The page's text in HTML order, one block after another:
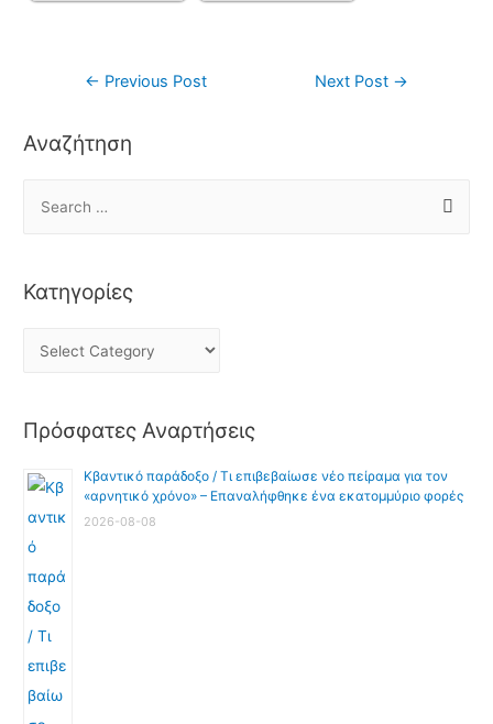
← Previous Post Next Post →
Αναζήτηση
Κατηγορίες
Πρόσφατες Αναρτήσεις
Κβαντικό παράδοξο / Τι επιβεβαίωσε νέο πείραμα για τον
«αρνητικό χρόνο» – Επαναλήφθηκε ένα εκατομμύριο φορές
2026-08-08